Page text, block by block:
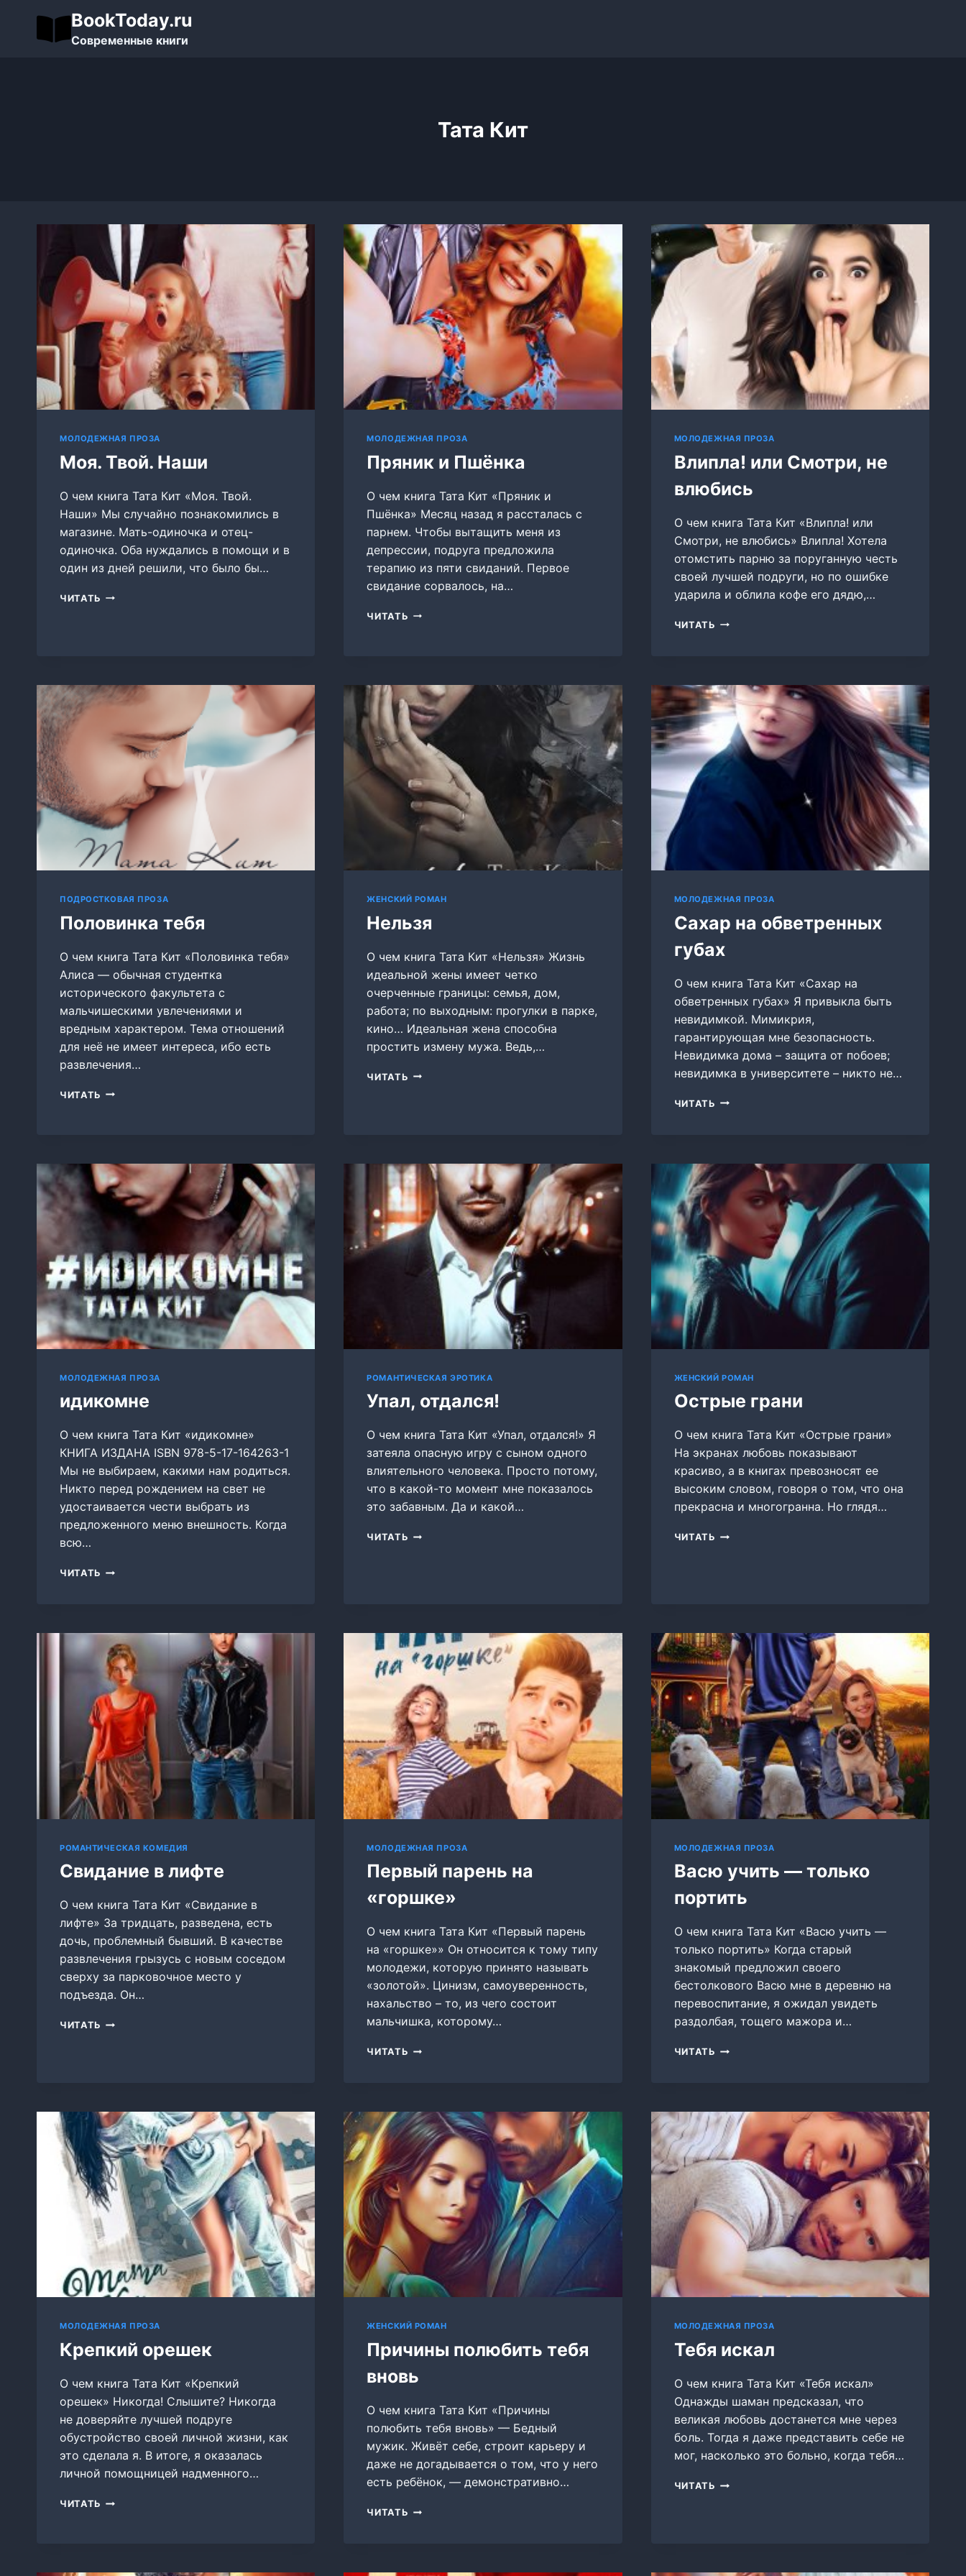
содержимому
BookToday.ru
Современные книги
Тата Кит
МОЛОДЕЖНАЯ ПРОЗА
Моя. Твой. Наши
О чем книга Тата Кит «Моя. Твой.
Наши» Мы случайно познакомились в
магазине. Мать-одиночка и отец-
одиночка. Оба нуждались в помощи и в
один из дней решили, что было бы…
ЧИТАТЬ МОЯ.
МОЛОДЕЖНАЯ ПРОЗА
Пряник и Пшёнка
О чем книга Тата Кит «Пряник и
Пшёнка» Месяц назад я рассталась с
парнем. Чтобы вытащить меня из
депрессии, подруга предложила
терапию из пяти свиданий. Первое
свидание сорвалось, на…
ЧИТАТЬ ПРЯНИК
МОЛОДЕЖНАЯ ПРОЗА
Влипла! или Смотри, не
влюбись
О чем книга Тата Кит «Влипла! или
Смотри, не влюбись» Влипла! Хотела
отомстить парню за поруганную честь
своей лучшей подруги, но по ошибке
ударила и облила кофе его дядю,…
ЧИТАТЬ ВЛИПЛА!
ПОДРОСТКОВАЯ ПРОЗА
Половинка тебя
О чем книга Тата Кит «Половинка тебя»
Алиса — обычная студентка
исторического факультета с
мальчишескими увлечениями и
вредным характером. Тема отношений
для неё не имеет интереса, ибо есть
развлечения…
ЧИТАТЬ ПОЛОВИНКА
ЖЕНСКИЙ РОМАН
Нельзя
О чем книга Тата Кит «Нельзя» Жизнь
идеальной жены имеет четко
очерченные границы: семья, дом,
работа; по выходным: прогулки в парке,
кино… Идеальная жена способна
простить измену мужа. Ведь,…
ЧИТАТЬ НЕЛЬЗЯ
МОЛОДЕЖНАЯ ПРОЗА
Сахар на обветренных
губах
О чем книга Тата Кит «Сахар на
обветренных губах» Я привыкла быть
невидимкой. Мимикрия,
гарантирующая мне безопасность.
Невидимка дома – защита от побоев;
невидимка в университете – никто не…
ЧИТАТЬ САХАР
МОЛОДЕЖНАЯ ПРОЗА
идикомне
О чем книга Тата Кит «идикомне»
КНИГА ИЗДАНА ISBN 978-5-17-164263-1
Мы не выбираем, какими нам родиться.
Никто перед рождением на свет не
удостаивается чести выбрать из
предложенного меню внешность. Когда
всю…
ЧИТАТЬ ИДИКОМНЕ
РОМАНТИЧЕСКАЯ ЭРОТИКА
Упал, отдался!
О чем книга Тата Кит «Упал, отдался!» Я
затеяла опасную игру с сыном одного
влиятельного человека. Просто потому,
что в какой-то момент мне показалось
это забавным. Да и какой…
ЧИТАТЬ УПАЛ,
ЖЕНСКИЙ РОМАН
Острые грани
О чем книга Тата Кит «Острые грани»
На экранах любовь показывают
красиво, а в книгах превозносят ее
высоким словом, говоря о том, что она
прекрасна и многогранна. Но глядя…
ЧИТАТЬ ОСТРЫЕ
РОМАНТИЧЕСКАЯ КОМЕДИЯ
Свидание в лифте
О чем книга Тата Кит «Свидание в
лифте» За тридцать, разведена, есть
дочь, проблемный бывший. В качестве
развлечения грызусь с новым соседом
сверху за парковочное место у
подъезда. Он…
ЧИТАТЬ СВИДАНИЕ
МОЛОДЕЖНАЯ ПРОЗА
Первый парень на
«горшке»
О чем книга Тата Кит «Первый парень
на «горшке»» Он относится к тому типу
молодежи, которую принято называть
«золотой». Цинизм, самоуверенность,
нахальство – то, из чего состоит
мальчишка, которому…
ЧИТАТЬ ПЕРВЫЙ
МОЛОДЕЖНАЯ ПРОЗА
Васю учить — только
портить
О чем книга Тата Кит «Васю учить —
только портить» Когда старый
знакомый предложил своего
бестолкового Васю мне в деревню на
перевоспитание, я ожидал увидеть
раздолбая, тощего мажора и…
ЧИТАТЬ ВАСЮ
МОЛОДЕЖНАЯ ПРОЗА
Крепкий орешек
О чем книга Тата Кит «Крепкий
орешек» Никогда! Слышите? Никогда
не доверяйте лучшей подруге
обустройство своей личной жизни, как
это сделала я. В итоге, я оказалась
личной помощницей надменного…
ЧИТАТЬ КРЕПКИЙ
ЖЕНСКИЙ РОМАН
Причины полюбить тебя
вновь
О чем книга Тата Кит «Причины
полюбить тебя вновь» — Бедный
мужик. Живёт себе, строит карьеру и
даже не догадывается о том, что у него
есть ребёнок, — демонстративно…
ЧИТАТЬ ПРИЧИНЫ
МОЛОДЕЖНАЯ ПРОЗА
Тебя искал
О чем книга Тата Кит «Тебя искал»
Однажды шаман предсказал, что
великая любовь достанется мне через
боль. Тогда я даже представить себе не
мог, насколько это больно, когда тебя…
ЧИТАТЬ ТЕБЯ